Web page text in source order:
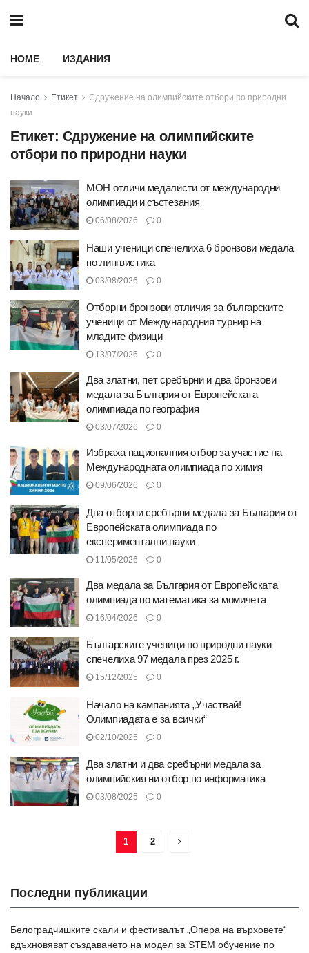
HOME ИЗДАНИЯ
Начало Етикет
Сдружение на олимпийските отбори по природни
науки
Етикет: Сдружение на олимпийските
отбори по природни науки
МОН отличи медалисти от международни
олимпиади и състезания
06/08/2026 0
Наши ученици спечелиха 6 бронзови медала
по лингвистика
03/08/2026 0
Отборни бронзови отличия за българските
ученици от Международния турнир на
младите физици
13/07/2026 0
Два златни, пет сребърни и два бронзови
медала за България от Европейската
олимпиада по география
03/07/2026 0
Избраха националния отбор за участие на
Международната олимпиада по химия
09/06/2026 0
Два отборни сребърни медала за България от
Европейската олимпиада по
експериментални науки
11/05/2026 0
Два медала за България от Европейската
олимпиада по математика за момичета
16/04/2026 0
Българските ученици по природни науки
спечелиха 97 медала през 2025 г.
15/12/2025 0
Начало на кампанията „Участвай!
Олимпиадата е за всички“
02/10/2025 0
Два златни и два сребърни медала за
олимпийския ни отбор по информатика
03/08/2025 0
1 2
Последни публикации
Белоградчишките скали и фестивалът „Опера на върховете“
вдъхновяват създаването на модел за STEM обучение по